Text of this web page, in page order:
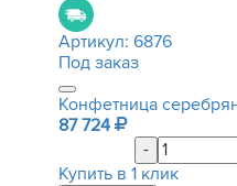
Артикул: 6876
Под заказ
Конфетница
87 724
-
Купить в 1 клик